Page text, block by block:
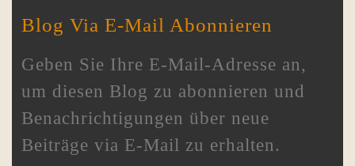
Blog Via E-Mail Abonnieren
Geben Sie Ihre E-Mail-Adresse an,
um diesen Blog zu abonnieren und
Benachrichtigungen über neue
Beiträge via E-Mail zu erhalten.